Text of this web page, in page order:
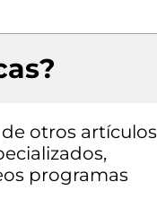
otros artículos
programas